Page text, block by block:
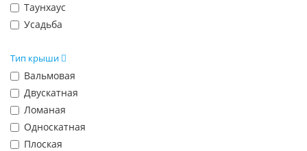
Таунхаус
Усадьба
Тип крыши
Вальмовая
Двускатная
Ломаная
Односкатная
Плоская